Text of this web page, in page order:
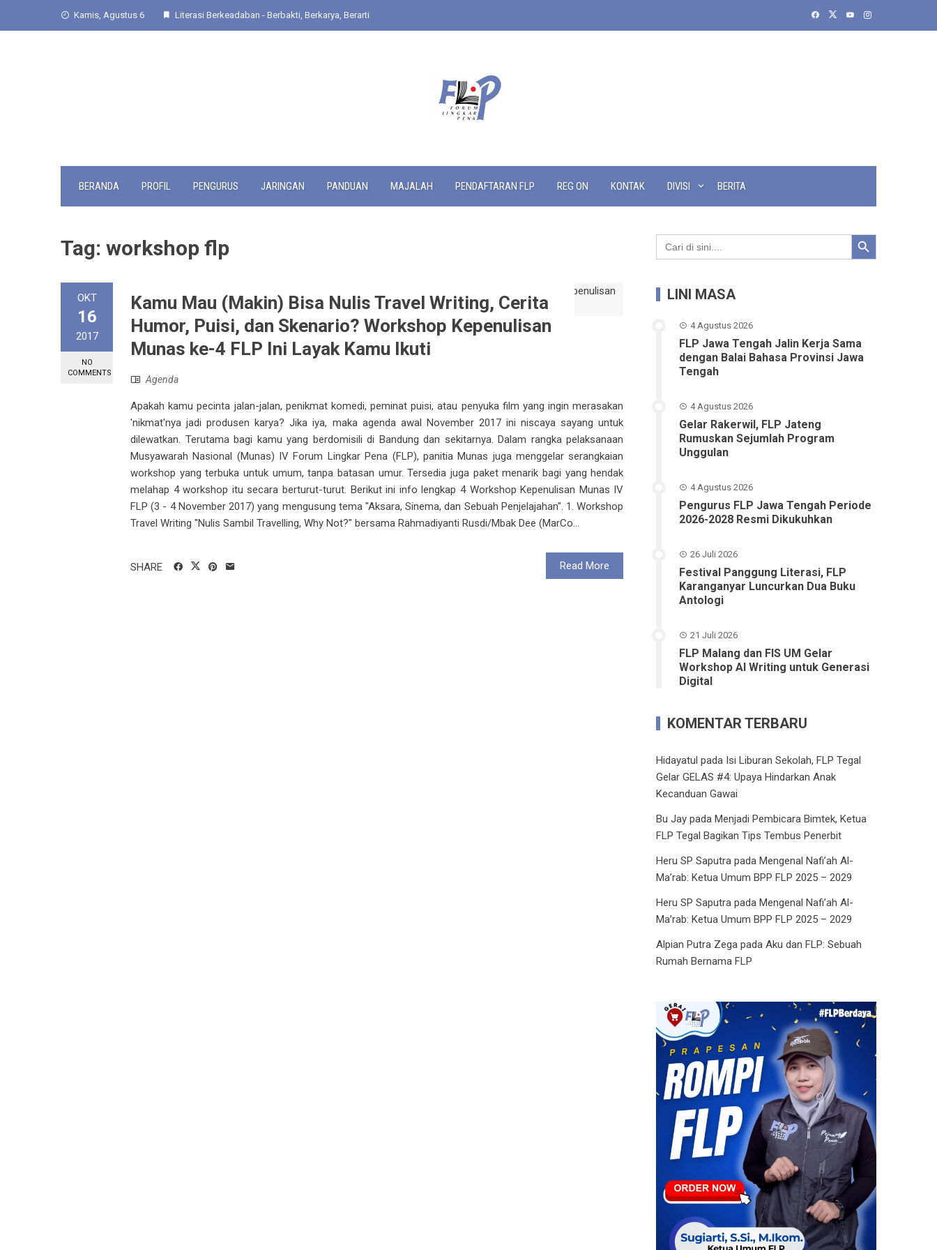
Kamis, Agustus 6 Literasi Berkeadaban - Berbakti, Berkarya, Berarti
BERANDA PROFIL PENGURUS JARINGAN PANDUAN MAJALAH PENDAFTARAN FLP REG ON KONTAK DIVISI BERITA
Tag: workshop flp
OKT
16
2017
NO
COMMENTS
Kamu Mau (Makin) Bisa Nulis Travel Writing, Cerita
Humor, Puisi, dan Skenario? Workshop Kepenulisan
Munas ke-4 FLP Ini Layak Kamu Ikuti
Agenda
Apakah kamu pecinta jalan-jalan, penikmat komedi, peminat puisi, atau penyuka film yang ingin merasakan
'nikmat'nya jadi produsen karya? Jika iya, maka agenda awal November 2017 ini niscaya sayang untuk
dilewatkan. Terutama bagi kamu yang berdomisili di Bandung dan sekitarnya. Dalam rangka pelaksanaan
Musyawarah Nasional (Munas) IV Forum Lingkar Pena (FLP), panitia Munas juga menggelar serangkaian
workshop yang terbuka untuk umum, tanpa batasan umur. Tersedia juga paket menarik bagi yang hendak
melahap 4 workshop itu secara berturut-turut. Berikut ini info lengkap 4 Workshop Kepenulisan Munas IV
FLP (3 - 4 November 2017) yang mengusung tema "Aksara, Sinema, dan Sebuah Penjelajahan". 1. Workshop
Travel Writing "Nulis Sambil Travelling, Why Not?" bersama Rahmadiyanti Rusdi/Mbak Dee (MarCo...
Read More
SHARE
Search
for:
Search Button
LINI MASA
4 Agustus 2026
FLP Jawa Tengah Jalin Kerja Sama
dengan Balai Bahasa Provinsi Jawa
Tengah
4 Agustus 2026
Gelar Rakerwil, FLP Jateng
Rumuskan Sejumlah Program
Unggulan
4 Agustus 2026
Pengurus FLP Jawa Tengah Periode
2026-2028 Resmi Dikukuhkan
26 Juli 2026
Festival Panggung Literasi, FLP
Karanganyar Luncurkan Dua Buku
Antologi
21 Juli 2026
FLP Malang dan FIS UM Gelar
Workshop AI Writing untuk Generasi
Digital
KOMENTAR TERBARU
Hidayatul pada Isi Liburan Sekolah, FLP Tegal
Gelar GELAS #4: Upaya Hindarkan Anak
Kecanduan Gawai
Bu Jay padaMenjadi Pembicara Bimtek, Ketua
FLP Tegal Bagikan Tips Tembus Penerbit
Heru SP Saputra padaMengenal Nafi’ah Al-
Ma’rab: Ketua Umum BPP FLP 2025 – 2029
Heru SP Saputra padaMengenal Nafi’ah Al-
Ma’rab: Ketua Umum BPP FLP 2025 – 2029
Alpian Putra Zega padaAku dan FLP: Sebuah
Rumah Bernama FLP